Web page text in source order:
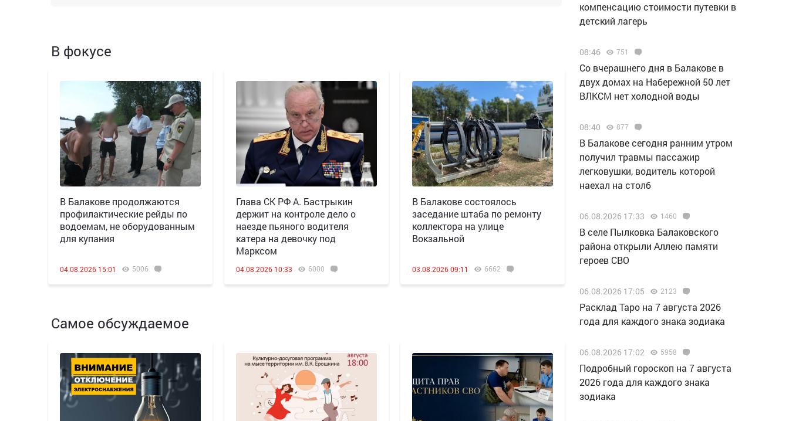
В фокусе
В Балакове продолжаются
профилактические рейды по
водоемам, не оборудованным
для купания
04.08.2026 15:01 5006
Глава СК РФ А. Бастрыкин
держит на контроле дело о
наезде пьяного водителя
катера на девочку под
Марксом
04.08.2026 10:33 6000
В Балакове состоялось
заседание штаба по ремонту
коллектора на улице
Вокзальной
03.08.2026 09:11 6662
Самое обсуждаемое
компенсацию стоимости путевки в
детский лагерь
08:46 751
Со вчерашнего дня в Балакове в
двух домах на Набережной 50 лет
ВЛКСМ нет холодной воды
08:40 877
В Балакове сегодня ранним утром
получил травмы пассажир
легковушки, водитель которой
наехал на столб
06.08.2026 17:33 1460
В селе Пылковка Балаковского
района открыли Аллею памяти
героев СВО
06.08.2026 17:05 2123
Расклад Таро на 7 августа 2026
года для каждого знака зодиака
06.08.2026 17:02 5958
Подробный гороскоп на 7 августа
2026 года для каждого знака
зодиака